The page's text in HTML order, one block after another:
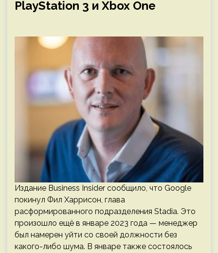
PlayStation 3 и Xbox One
Издание Business Insider сообщило, что Google
покинул Фил Харрисон, глава
расформированного подразделения Stadia. Это
произошло ещё в январе 2023 года — менеджер
был намерен уйти со своей должности без
какого-либо шума. В январе также состоялось